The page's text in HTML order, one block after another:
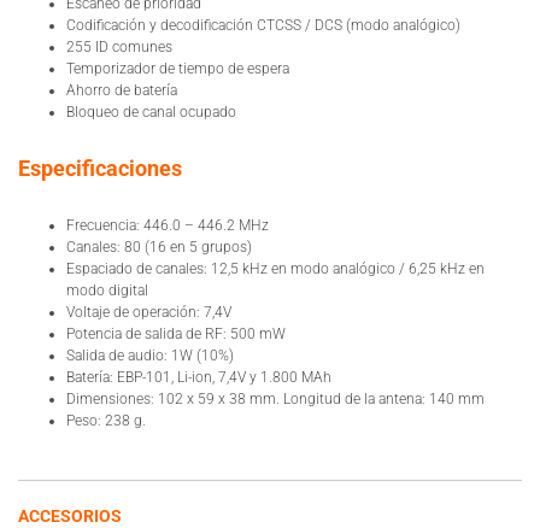
Escaneo de prioridad
Codificación y decodificación CTCSS / DCS (modo analógico)
255 ID comunes
Temporizador de tiempo de espera
Ahorro de batería
Bloqueo de canal ocupado
Especificaciones
Frecuencia: 446.0 – 446.2 MHz
Canales: 80 (16 en 5 grupos)
Espaciado de canales: 12,5 kHz en modo analógico / 6,25 kHz en
modo digital
Voltaje de operación: 7,4V
Potencia de salida de RF: 500 mW
Salida de audio: 1W (10%)
Batería: EBP-101, Li-ion, 7,4V y 1.800 MAh
Dimensiones: 102 x 59 x 38 mm. Longitud de la antena: 140 mm
Peso: 238 g.
ACCESORIOS